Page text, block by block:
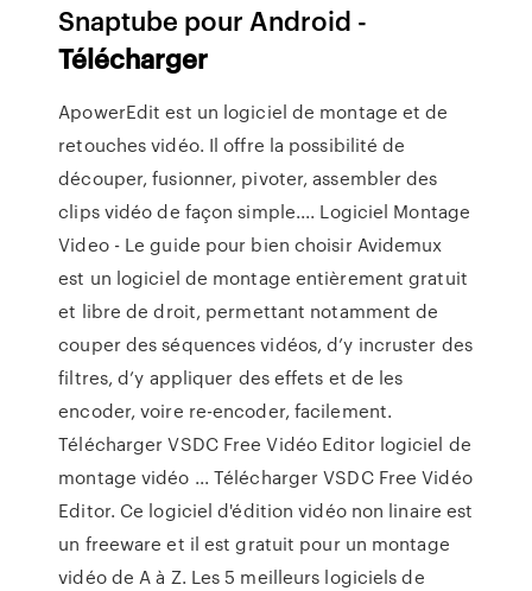
Snaptube pour Android -
Télécharger
ApowerEdit est un logiciel de montage et de
retouches vidéo. Il offre la possibilité de
découper, fusionner, pivoter, assembler des
clips vidéo de façon simple.... Logiciel Montage
Video - Le guide pour bien choisir Avidemux
est un logiciel de montage entièrement gratuit
et libre de droit, permettant notamment de
couper des séquences vidéos, d’y incruster des
filtres, d’y appliquer des effets et de les
encoder, voire re-encoder, facilement.
Télécharger VSDC Free Vidéo Editor logiciel de
montage vidéo ... Télécharger VSDC Free Vidéo
Editor. Ce logiciel d'édition vidéo non linaire est
un freeware et il est gratuit pour un montage
vidéo de A à Z. Les 5 meilleurs logiciels de